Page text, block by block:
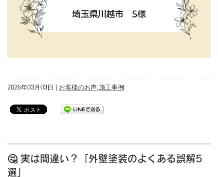
2026年03月03日 | お客様のお声,施工事例
🤔 実は間違い？「外壁塗装のよくある誤解5
選」